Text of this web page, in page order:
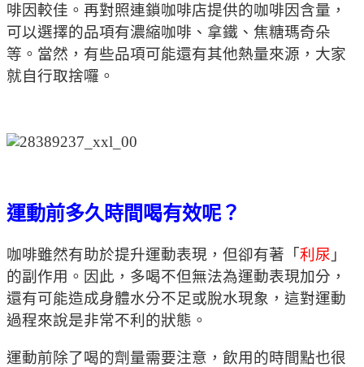
啡因較佳。再對照連鎖咖啡店提供的咖啡因含量，
可以選擇的品項有濃縮咖啡、拿鐵、焦糖瑪奇朵
等。當然，有些品項可能還有其他熱量來源，大家
就自行取捨囉。
運動前多久時間喝有效呢？
咖啡雖然有助於提升運動表現，但卻有著「 利尿 」
的副作用。因此，多喝不但無法為運動表現加分，
還有可能造成身體水分不足或脫水現象，這對運動
過程來說是非常不利的狀態。
運動前除了喝的劑量需要注意，飲用的時間點也很